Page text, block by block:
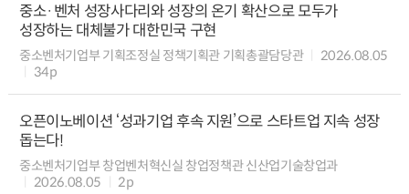
중소·벤처 성장사다리와 성장의 온기 확산으로 모두가
성장하는 대체불가 대한민국 구현
중소벤처기업부 기획조정실 정책기획관 기획총괄담당관
2026.08.05
34p
오픈이노베이션 ‘성과기업 후속 지원’으로 스타트업 지속 성장
돕는다!
중소벤처기업부 창업벤처혁신실 창업정책관 신산업기술창업과
2026.08.05
2p